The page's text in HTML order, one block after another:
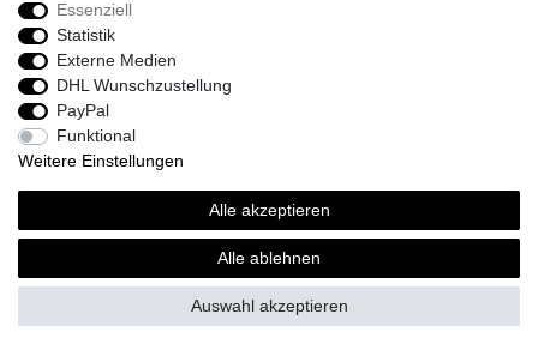
Sport-Versand24 Community
Sport-Versand24 Team Fan-Shop´s & Partner
Essenziell
Statistik
Externe Medien
DHL Wunschzustellung
PayPal
Funktional
Weitere Einstellungen
Alle akzeptieren
Alle ablehnen
Auswahl akzeptieren